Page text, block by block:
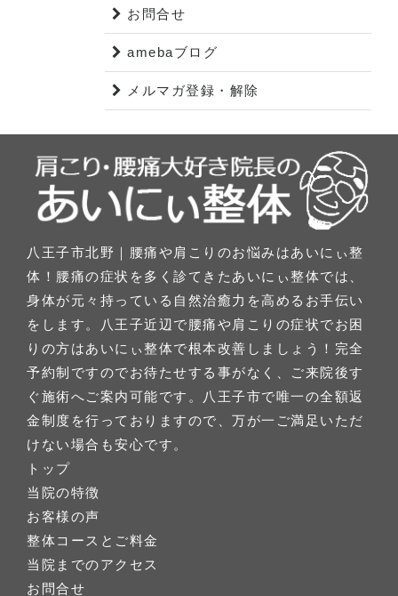
お問合せ
amebaブログ
メルマガ登録・解除
八王子市北野｜腰痛や肩こりのお悩みはあいにぃ整
体！腰痛の症状を多く診てきたあいにぃ整体では、
身体が元々持っている自然治癒力を高めるお手伝い
をします。八王子近辺で腰痛や肩こりの症状でお困
りの方はあいにぃ整体で根本改善しましょう！完全
予約制ですのでお待たせする事がなく、ご来院後す
ぐ施術へご案内可能です。八王子市で唯一の全額返
金制度を行っておりますので、万が一ご満足いただ
けない場合も安心です。
トップ
当院の特徴
お客様の声
整体コースとご料金
当院までのアクセス
お問合せ